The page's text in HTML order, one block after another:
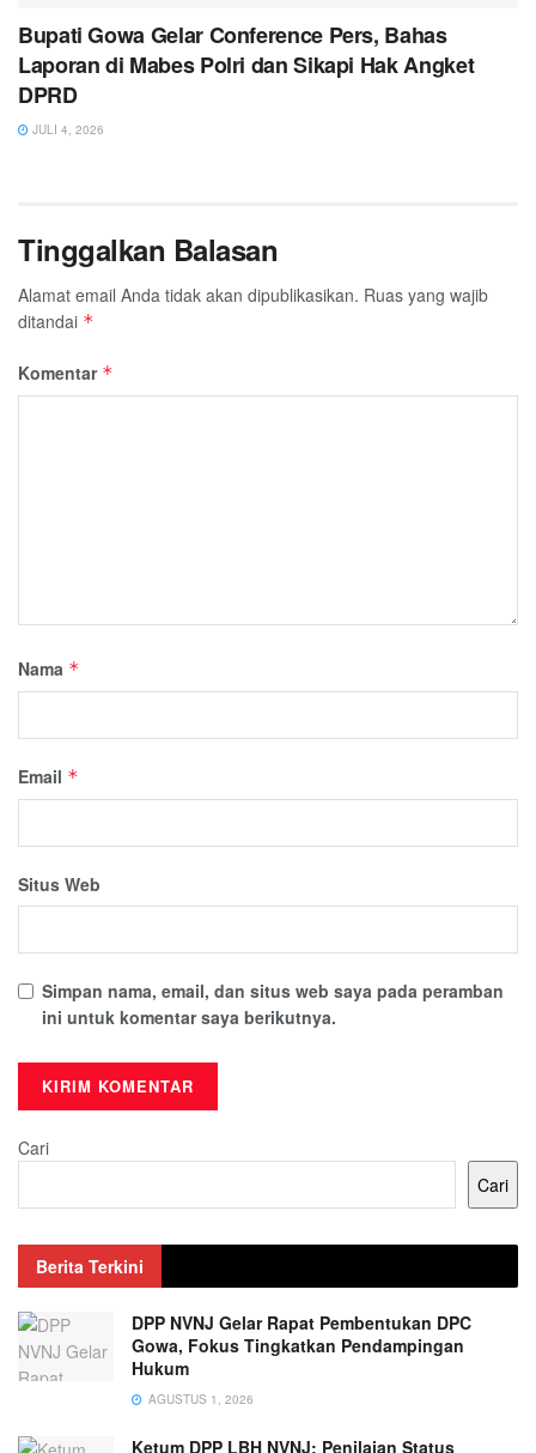
Bupati Gowa Gelar Conference Pers, Bahas
Laporan di Mabes Polri dan Sikapi Hak Angket
DPRD
JULI 4, 2026
Tinggalkan Balasan
Alamat email Anda tidak akan dipublikasikan. Ruas yang wajib
ditandai *
Komentar *
Nama *
Email *
Situs Web
Simpan nama, email, dan situs web saya pada peramban
ini untuk komentar saya berikutnya.
Cari
Cari
Berita Terkini
DPP NVNJ Gelar Rapat Pembentukan DPC
Gowa, Fokus Tingkatkan Pendampingan
Hukum
AGUSTUS 1, 2026
Ketum DPP LBH NVNJ: Penilaian Status